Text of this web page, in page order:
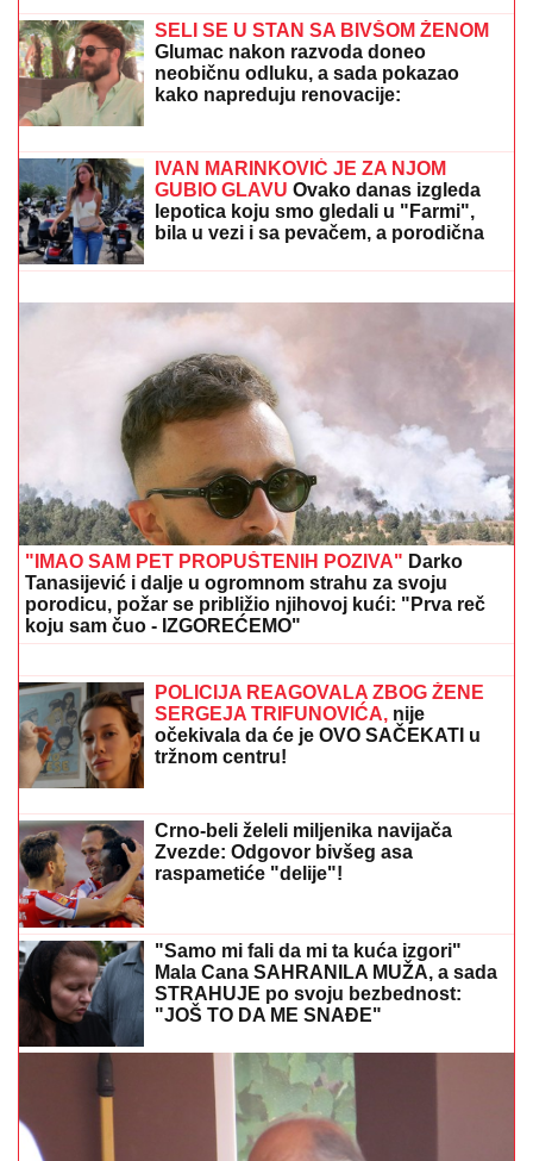
KRADLjIVCI VREBAJU NA PUMPAMA
U BEOGRADU: Apel vozačima da
budu na dodatnom oprezu!
SRPSKOM REPREZENTATIVCU DEMOLIRAN AUTO
Saša Lukić bio u inostranstvu kada su mu polupana
stakla na skupocenom "bentliju"
CECU NIKO NIJE PREPOZNAO NA
AERODROMULeti iz Malage za
Beograd: Kačket na glavi, atlet majica i
naočare (FOTO)
SELI SE U STAN SA BIVŠOM ŽENOM
Glumac nakon razvoda doneo
neobičnu odluku, a sada pokazao
kako napreduju renovacije:
MESTA ZA STUDIJE NA ENGLESKOM: FONraspisao
septembarski rok
IVAN MARINKOVIĆ JE ZA NJOM
GUBIO GLAVUOvako danas izgleda
bila u vezi i sa pevačem, a porodična
tragedija ju je slomila
SKRIVENI BISER: Srednjovekovni
evropski grad za pešačenje koji nije
pun turista